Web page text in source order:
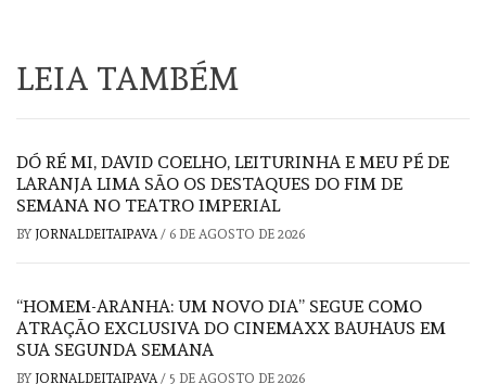
LEIA TAMBÉM
DÓ RÉ MI, DAVID COELHO, LEITURINHA E MEU PÉ DE
LARANJA LIMA SÃO OS DESTAQUES DO FIM DE
SEMANA NO TEATRO IMPERIAL
BY JORNALDEITAIPAVA / 6 DE AGOSTO DE 2026
“HOMEM-ARANHA: UM NOVO DIA” SEGUE COMO
ATRAÇÃO EXCLUSIVA DO CINEMAXX BAUHAUS EM
SUA SEGUNDA SEMANA
BY JORNALDEITAIPAVA / 5 DE AGOSTO DE 2026